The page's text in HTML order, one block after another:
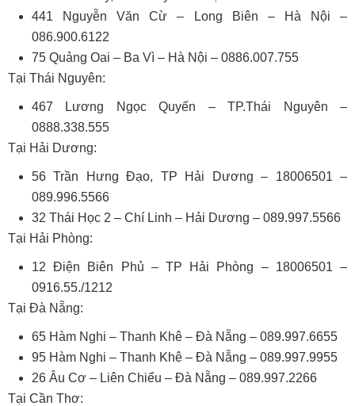
441 Nguyễn Văn Cừ – Long Biên – Hà Nội –
086.900.6122
75 Quảng Oai – Ba Vì – Hà Nội – 0886.007.755
Tại Thái Nguyên:
467 Lương Ngọc Quyến – TP.Thái Nguyên –
0888.338.555
Tại Hải Dương:
56 Trần Hưng Đạo, TP Hải Dương – 18006501 –
089.996.5566
32 Thái Học 2 – Chí Linh – Hải Dương – 089.997.5566
Tại Hải Phòng:
12 Điện Biên Phủ – TP Hải Phòng – 18006501 –
0916.55./1212
Tại Đà Nẵng:
65 Hàm Nghi – Thanh Khê – Đà Nẵng – ‎089.997.6655
95 Hàm Nghi – Thanh Khê – Đà Nẵng – 089.997.9955
26 Âu Cơ – Liên Chiểu – Đà Nẵng – 089.997.2266
Tại Cần Thơ: